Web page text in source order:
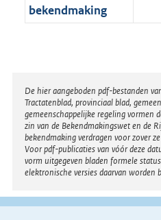
bekendmaking
Disclaimer
De hier aangeboden pdf-bestanden
Tractatenblad, provinciaal blad,
gemeenschappelijke regeling vormen
zin van de Bekendmakingswet en de
bekendmaking verdragen voor zover
Voor pdf-publicaties van vóór deze
vorm uitgegeven bladen formele
elektronische versies daarvan worden